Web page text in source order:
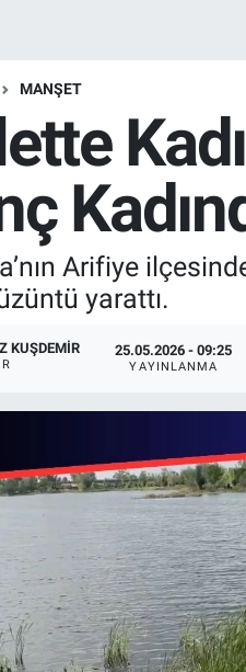
MANŞET
Arifiye
yarattı.
KUŞDEMIR 25.05.2026 - 09:25
YAYINLANMA